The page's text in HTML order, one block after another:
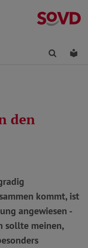
Finden
den
kommt, ist
angewiesen -
sollte meinen,